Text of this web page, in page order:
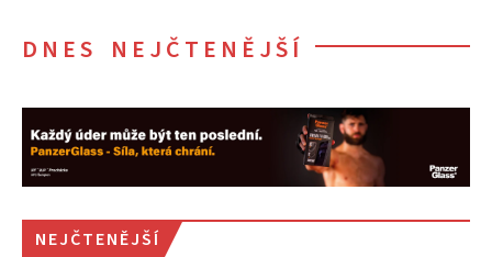
DNES NEJČTENĚJŠÍ
NEJČTENĚJŠÍ